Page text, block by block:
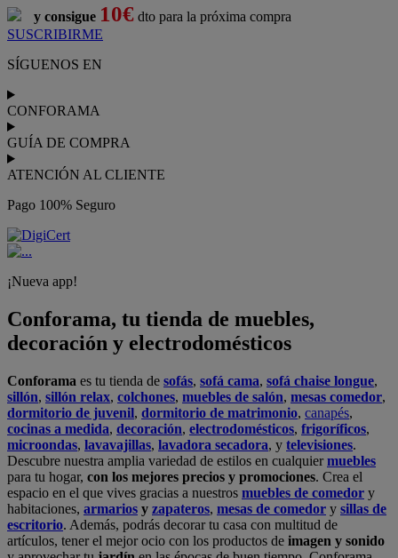
y consigue 10€ dto para la próxima compra
SUSCRIBIRME
SÍGUENOS EN
CONFORAMA
GUÍA DE COMPRA
ATENCIÓN AL CLIENTE
Pago 100% Seguro
¡Nueva app!
Conforama, tu tienda de muebles,
decoración y electrodomésticos
Conforama es tu tienda de sofás, sofá cama, sofá chaise longue,
sillón, sillón relax, colchones, muebles de salón, mesas comedor,
dormitorio de juvenil, dormitorio de matrimonio, canapés,
cocinas a medida, decoración, electrodomésticos, frigoríficos,
microondas, lavavajillas, lavadora secadora, y televisiones.
Descubre nuestra amplia variedad de estilos en cualquiermuebles
para tu hogar, con los mejores precios y promociones. Crea el
espacio en el que vives gracias a nuestros muebles de comedor y
habitaciones, armarios y zapateros, mesas de comedor y sillas de
escritorio. Además, podrás decorar tu casa con multitud de
artículos, tener el mejor ocio con los productos de imagen y sonido